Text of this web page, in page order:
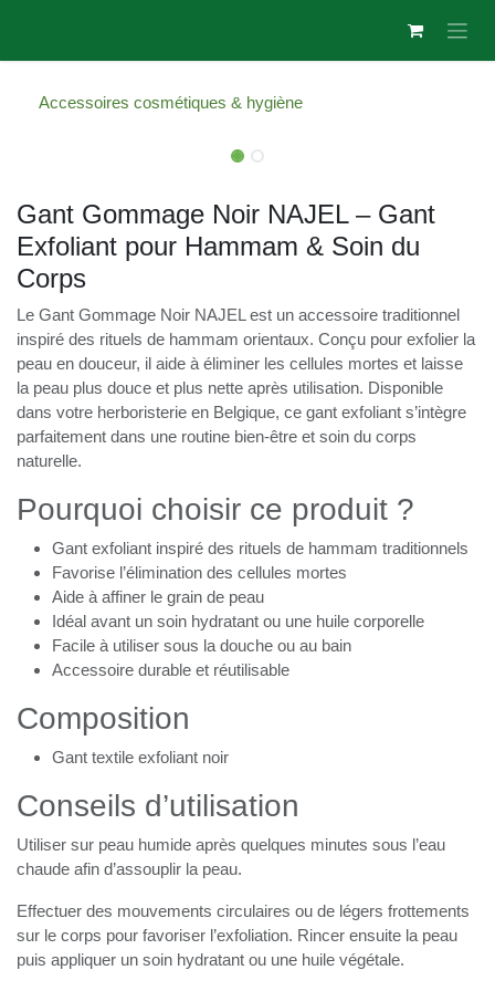
Accessoires cosmétiques & hygiène
Gant Gommage Noir NAJEL – Gant
Exfoliant pour Hammam & Soin du
Corps
Le Gant Gommage Noir NAJEL est un accessoire
traditionnel inspiré des rituels de hammam orientaux. Conçu
pour exfolier la peau en douceur, il aide à éliminer les cellules
mortes et laisse la peau plus douce et plus nette après
utilisation. Disponible dans votre herboristerie en Belgique,
ce gant exfoliant s’intègre parfaitement dans une routine
bien-être et soin du corps naturelle.
Pourquoi choisir ce produit ?
Gant exfoliant inspiré des rituels de hammam
traditionnels
Favorise l’élimination des cellules mortes
Aide à affiner le grain de peau
Idéal avant un soin hydratant ou une huile corporelle
Facile à utiliser sous la douche ou au bain
Composition
Conseils d’utilisation
Utiliser sur peau humide après quelques minutes sous l’eau
Effectuer des mouvements circulaires ou de légers
frottements sur le corps pour favoriser l’exfoliation. Rincer